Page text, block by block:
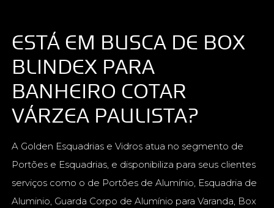
ESTÁ EM BUSCA DE BOX
BLINDEX PARA
BANHEIRO COTAR
VÁRZEA PAULISTA?
A Golden Esquadrias e Vidros atua no segmento de
Portões e Esquadrias, e disponibiliza para seus clientes
serviços como o de Portões de Alumínio, Esquadria de
Aluminio, Guarda Corpo de Alumínio para Varanda, Box